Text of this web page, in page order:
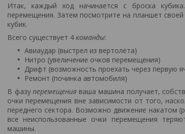
Итак, каждый ход начинается с броска
перемещения. Затем посмотрите на планшет
кубик.
Всего существует 4 команды:
Авиаудар (выстрел из вертолёта)
Нитро (увеличение очков перемещения)
Дрифт (возможность проехать через первую
Ремонт (починка автомобиля)
В фазуперемещения ваша машина получает,
очки перемещения вне зависимости от того,
переднего сектора. Возможно движение
все неиспользованные очки перемещения
машины.